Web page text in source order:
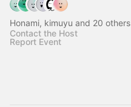
Honami, kimuyu and 20 others
Contact the Host
Report Event